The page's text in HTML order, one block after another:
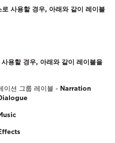
사용할 경우, 아래와 같이 레이블
용할 경우, 아래와 같이 레이블을
이션 그룹 레이블 - Narration